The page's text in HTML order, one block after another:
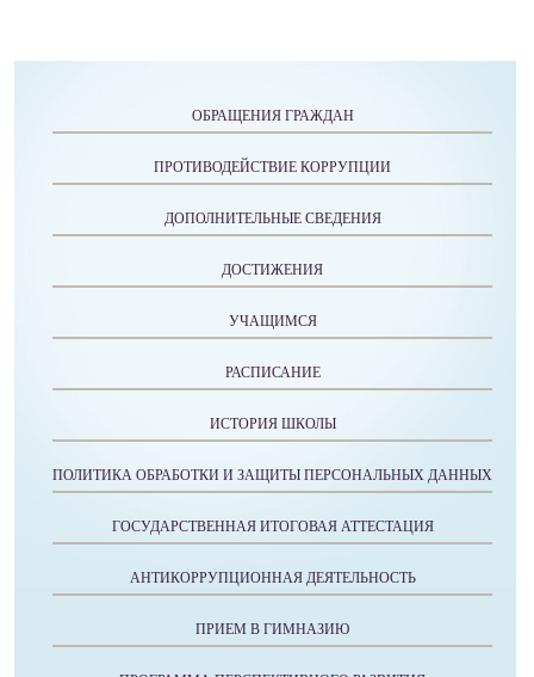
ОБРАЩЕНИЯ ГРАЖДАН
ПРОТИВОДЕЙСТВИЕ КОРРУПЦИИ
ДОПОЛНИТЕЛЬНЫЕ СВЕДЕНИЯ
ДОСТИЖЕНИЯ
УЧАЩИМСЯ
РАСПИСАНИЕ
ИСТОРИЯ ШКОЛЫ
ПОЛИТИКА ОБРАБОТКИ И ЗАЩИТЫ ПЕРСОНАЛЬНЫХ ДАННЫХ
ГОСУДАРСТВЕННАЯ ИТОГОВАЯ АТТЕСТАЦИЯ
АНТИКОРРУПЦИОННАЯ ДЕЯТЕЛЬНОСТЬ
ПРИЕМ В ГИМНАЗИЮ